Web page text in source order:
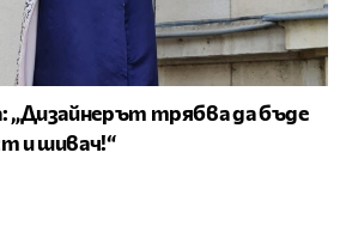
„Дизайнерът трябва да бъде
и шивач!“